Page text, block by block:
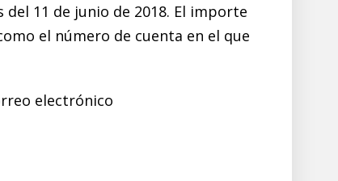
11 de junio de 2018. El importe
el número de cuenta en el que
electrónico